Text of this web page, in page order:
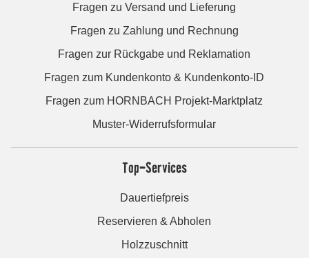
Fragen zu Versand und Lieferung
Fragen zu Zahlung und Rechnung
Fragen zur Rückgabe und Reklamation
Fragen zum Kundenkonto & Kundenkonto-ID
Fragen zum HORNBACH Projekt-Marktplatz
Muster-Widerrufsformular
Top-Services
Dauertiefpreis
Reservieren & Abholen
Holzzuschnitt